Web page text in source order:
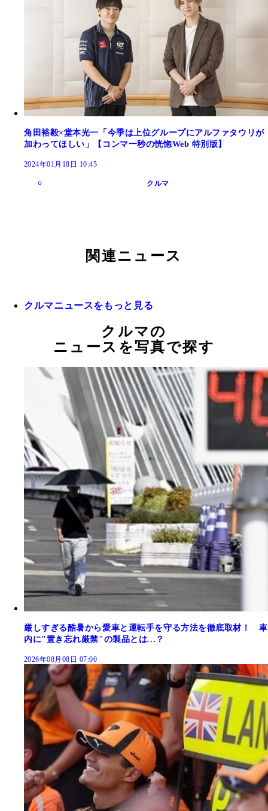
角田裕毅×堂本光一「今季は上位グループにアルファタウリが
加わってほしい」【コンマ一秒の恍惚Web 特別版】
2024年01月18日 10:45
クルマ
関連ニュース
クルマニュースをもっと見る
クルマの
ニュースを写真で探す
厳しすぎる酷暑から愛車と運転手を守る方法を徹底取材！ 車
内に"置き忘れ厳禁"の製品とは...？
2026年08月08日 07:00